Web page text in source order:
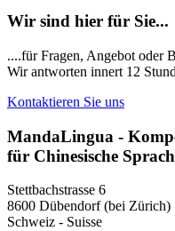
Wir sind hier für Sie...
....für Fragen, Angebot oder
Wir antworten innert 12
Kontaktieren Sie uns
MandaLingua -
für Chinesische
Stettbachstrasse 6
8600 Dübendorf (bei Zürich)
Schweiz - Suisse